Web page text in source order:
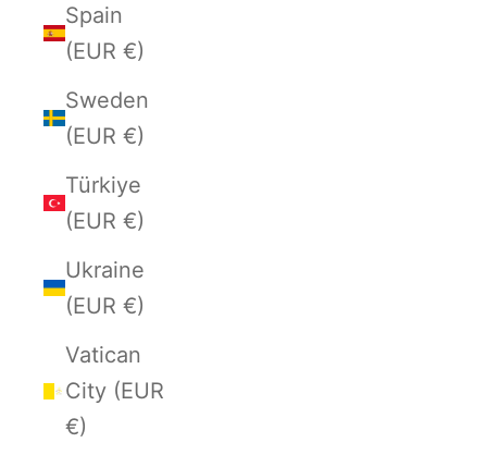
Spain
(EUR €)
Sweden
(EUR €)
Türkiye
(EUR €)
Ukraine
(EUR €)
Vatican
City (EUR
€)